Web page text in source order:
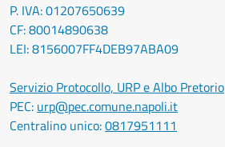
P. IVA: 01207650639
CF: 80014890638
LEI: 8156007FF4DEB97ABA09
Servizio Protocollo, URP e Albo Pretorio
PEC: urp@pec.comune.napoli.it
Centralino unico:0817951111